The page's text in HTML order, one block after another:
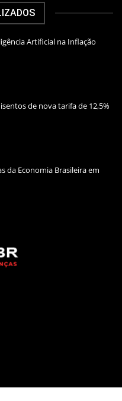
Artificial na Inflação
de nova tarifa de 12,5%
da Economia Brasileira em